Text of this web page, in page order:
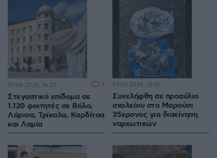
Στεγαστικό επίδομα σε
1.120 φοιτητές σε Βόλο,
Λάρισα, Τρίκαλα, Καρδίτσα
και Λαμία
07.08.2026, 16:25 2
Συνελήφθη σε προαύλιο
σχολείου στο Μαρούσι
35χρονος για διακίνηση
ναρκωτικών
07.08.2026, 16:12